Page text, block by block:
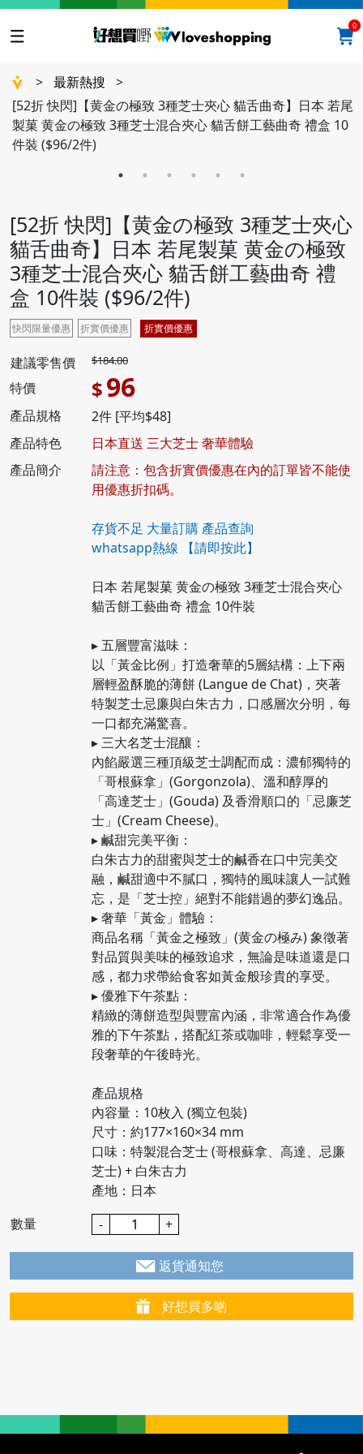
0
> 最新熱搜
>
[52折 快閃]【黄金の極致 3種芝士夾心 貓舌曲奇】日本 若尾
製菓 黄金の極致 3種芝士混合夾心 貓舌餅工藝曲奇 禮盒 10
件裝 ($96/2件)
[52折 快閃]【黄金の極致 3種芝士夾心
貓舌曲奇】日本 若尾製菓 黄金の極致
3種芝士混合夾心 貓舌餅工藝曲奇 禮
盒 10件裝 ($96/2件)
快閃限量優惠 折實價優惠 折實價優惠
建議零售價 $184.00
特價 $96
產品規格
2件 [平均$48]
產品特色
日本直送 三大芝士 奢華體驗
產品簡介
請注意：包含折實價優惠在內的訂單皆不能使
用優惠折扣碼。
存貨不足 大量訂購 產品查詢
whatsapp熱線
【請即按此】
日本 若尾製菓 黄金の極致 3種芝士混合夾心
貓舌餅工藝曲奇 禮盒 10件裝
▸ 五層豐富滋味：
以「黃金比例」打造奢華的5層結構：上下兩
層輕盈酥脆的薄餅 (Langue de Chat)，夾著
特製芝士忌廉與白朱古力，口感層次分明，每
一口都充滿驚喜。​
▸ 三大名芝士混釀：
內餡嚴選三種頂級芝士調配而成：濃郁獨特的
「哥根蘇拿」(Gorgonzola)、溫和醇厚的
「高達芝士」(Gouda) 及香滑順口的「忌廉芝
士」(Cream Cheese)。​
▸ 鹹甜完美平衡：
白朱古力的甜蜜與芝士的鹹香在口中完美交
融，鹹甜適中不膩口，獨特的風味讓人一試難
忘，是「芝士控」絕對不能錯過的夢幻逸品。​
▸ 奢華「黃金」體驗：
商品名稱「黃金之極致」(黄金の極み) 象徵著
對品質與美味的極致追求，無論是味道還是口
感，都力求帶給食客如黃金般珍貴的享受。​
▸ 優雅下午茶點：
精緻的薄餅造型與豐富內涵，非常適合作為優
雅的下午茶點，搭配紅茶或咖啡，輕鬆享受一
段奢華的午後時光。​
產品規格
內容量：10枚入 (獨立包裝)
尺寸：約177×160×34 mm
口味：特製混合芝士 (哥根蘇拿、高達、忌廉
芝士) + 白朱古力
產地：日本
數量
- +
返貨通知您
好想買多啲